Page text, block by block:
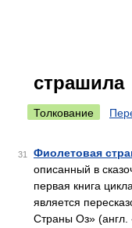
страшила
Толкование
31 Фиолетовая
описанный в
первая книга
является
Страны Оз» (англ.